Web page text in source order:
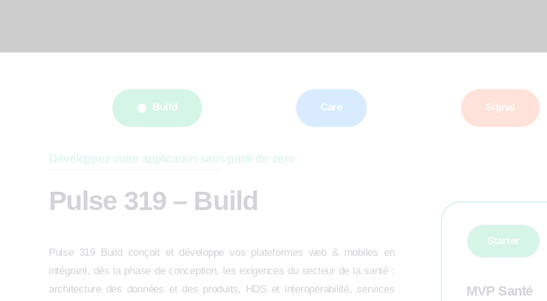
Build Care Signal
Développez votre application sans partir de zéro
Pulse 319 – Build
Pulse 319 Build conçoit et développe vos plateformes web & mobiles en
intégrant, dès la phase de conception, les exigences du secteur de la santé :
architecture des données et des produits, HDS et interopérabilité, services
Starter
MVP Santé